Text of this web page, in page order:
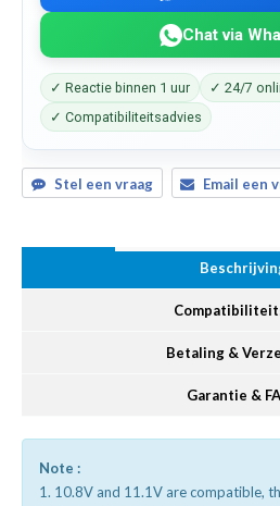
Chat via
✓ Reactie binnen 1 uur
✓ 24/7
✓ Compatibiliteitsadvies
Stel een vraag Email een
Betaling &
Garantie &
Note :
1. 10.8V and 11.1V are compatible,